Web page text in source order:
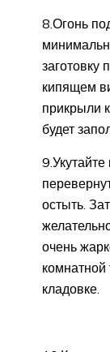
8.Огонь
заготовку
кипящем
прикрыли
будет
остыть.
очень
кладовке.